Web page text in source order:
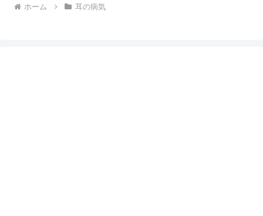
ホーム 耳の病気